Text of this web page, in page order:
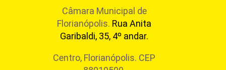
Câmara Municipal de
Florianópolis. Rua Anita
Garibaldi, 35, 4º andar.
Centro, Florianópolis. CEP